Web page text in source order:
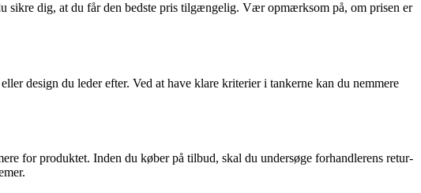
sikre dig, at du får den bedste pris tilgængelig. Vær opmærksom på, om prisen er
design du leder efter. Ved at have klare kriterier i tankerne kan du nemmere
for produktet. Inden du køber på tilbud, skal du undersøge forhandlerens retur-